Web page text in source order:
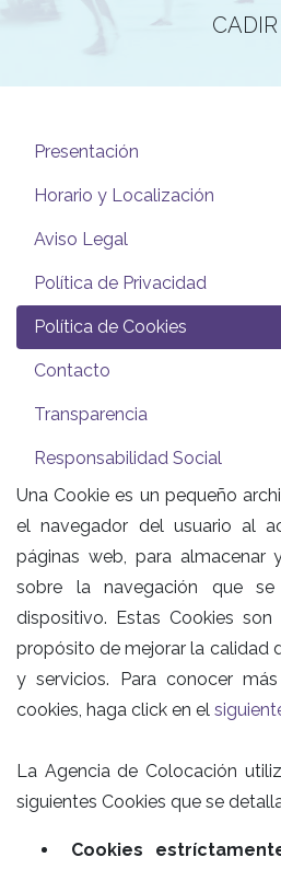
CADIR
Presentación
Horario y Localización
Aviso Legal
Política de Privacidad
Política de Cookies
Contacto
Transparencia
Responsabilidad Social
Una Cookie es un pequeño
el navegador del usuario al
páginas web, para almacenar
sobre la navegación que
dispositivo. Estas Cookies
propósito de mejorar la calidad
y servicios. Para conocer
cookies, haga click en el
La Agencia de Colocación
siguientes Cookies que se
Cookies